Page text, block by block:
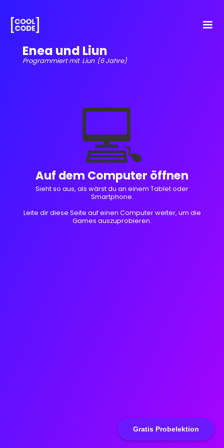
Gratis Probelektion
Enea und Liun
Programmiert mit Liun (6 Jahre)
💻
Auf dem Computer öffnen
Sieht so aus, als wärst du an einem Tablet oder
Smartphone.
Leite dir diese Seite auf einen Computer weiter, um die
Games auszuprobieren.